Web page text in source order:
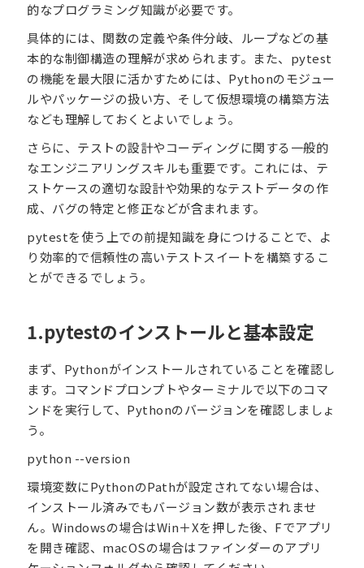
的なプログラミング知識が必要です。
具体的には、関数の定義や条件分岐、ループなどの基
本的な制御構造の理解が求められます。また、pytest
の機能を最大限に活かすためには、Pythonのモジュー
ルやパッケージの扱い方、そして仮想環境の構築方法
なども理解しておくとよいでしょう。
さらに、テストの設計やコーディングに関する一般的
なエンジニアリングスキルも重要です。これには、テ
ストケースの適切な設計や効果的なテストデータの作
成、バグの特定と修正などが含まれます。
pytestを使う上での前提知識を身につけることで、よ
り効率的で信頼性の高いテストスイートを構築するこ
とができるでしょう。
1.pytestのインストールと基本設定
まず、Pythonがインストールされていることを確認し
ます。コマンドプロンプトやターミナルで以下のコマ
ンドを実行して、Pythonのバージョンを確認しましょ
う。
python --version
環境変数にPythonのPathが設定されてない場合は、
インストール済みでもバージョン数が表示されませ
ん。Windowsの場合はWin＋Xを押した後、Fでアプリ
を開き確認、macOSの場合はファインダーのアプリ